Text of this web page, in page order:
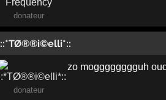
donateur
::*TØ®®i©elli*::
donateur
zo mogggggggguh oud